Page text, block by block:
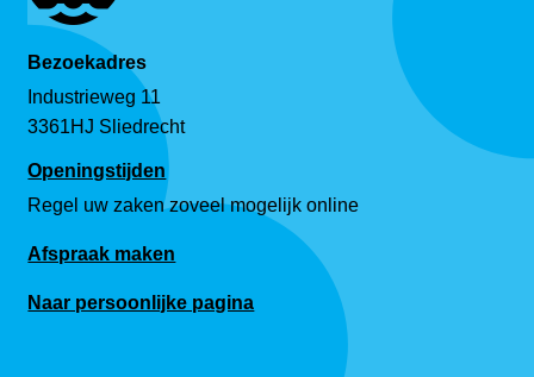
Bezoekadres
Industrieweg 11
3361HJ Sliedrecht
Openingstijden
Regel uw zaken zoveel mogelijk online
Afspraak maken
Naar persoonlijke pagina